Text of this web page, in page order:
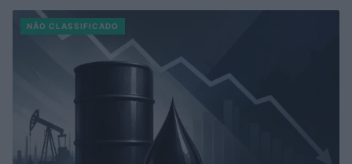
NÃO CLASSIFICADO